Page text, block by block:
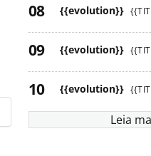
{{evolution}}
{{evolution}}
{{evolution}}
Leia